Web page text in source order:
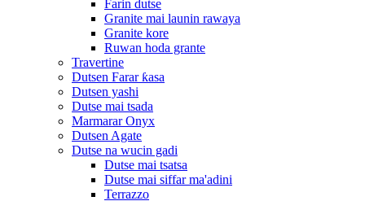
Farin dutse
Granite mai launin rawaya
Granite kore
Ruwan hoda grante
Travertine
Dutsen Farar ƙasa
Dutsen yashi
Dutse mai tsada
Marmarar Onyx
Dutsen Agate
Dutse na wucin gadi
Dutse mai tsatsa
Dutse mai siffar ma'adini
Terrazzo